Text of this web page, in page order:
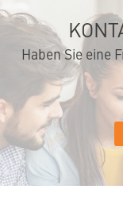
Haben Sie eine